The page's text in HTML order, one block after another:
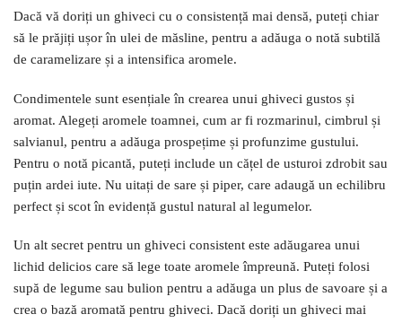
Dacă vă doriți un ghiveci cu o consistență mai densă, puteți chiar
să le prăjiți ușor în ulei de măsline, pentru a adăuga o notă subtilă
de caramelizare și a intensifica aromele.
Condimentele sunt esențiale în crearea unui ghiveci gustos și
aromat. Alegeți aromele toamnei, cum ar fi rozmarinul, cimbrul și
salvianul, pentru a adăuga prospețime și profunzime gustului.
Pentru o notă picantă, puteți include un cățel de usturoi zdrobit sau
puțin ardei iute. Nu uitați de sare și piper, care adaugă un echilibru
perfect și scot în evidență gustul natural al legumelor.
Un alt secret pentru un ghiveci consistent este adăugarea unui
lichid delicios care să lege toate aromele împreună. Puteți folosi
supă de legume sau bulion pentru a adăuga un plus de savoare și a
crea o bază aromată pentru ghiveci. Dacă doriți un ghiveci mai